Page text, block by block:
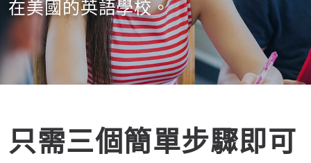
在美國的英語學校。
只需三個簡單步驟即可